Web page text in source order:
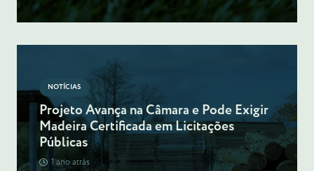
NOTÍCIAS
Projeto Avança na Câmara e Pode Exigir
Madeira Certificada em Licitações
Públicas
1 ano atrás